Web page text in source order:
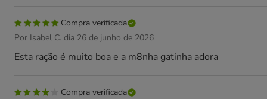
Compra verificada
Por Isabel C. dia 26 de junho de 2026
Esta ração é muito boa e a m8nha gatinha adora
Compra verificada